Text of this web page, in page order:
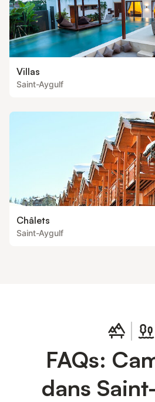
Villas
Saint-Aygulf
Châlets
Saint-Aygulf
FAQs:
dans